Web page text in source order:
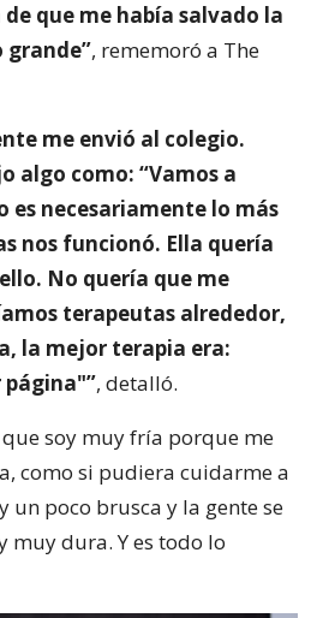
que me había salvado la
grande”, rememoró a The
me envió al colegio.
algo como: “Vamos a
es necesariamente lo más
nos funcionó. Ella quería
No quería que me
terapeutas alrededor,
la mejor terapia era:
página"”, detalló.
soy muy fría porque me
como si pudiera cuidarme a
un poco brusca y la gente se
muy dura. Y es todo lo